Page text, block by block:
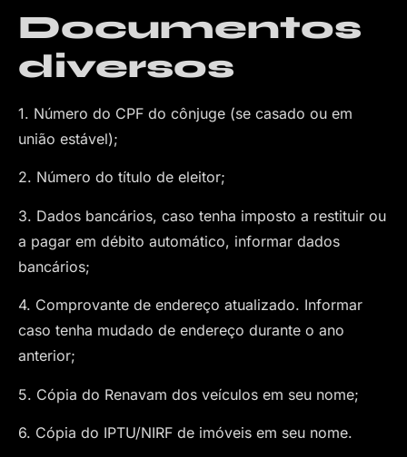
Documentos
diversos
1. Número do CPF do cônjuge (se casado ou em
união estável);
2. Número do título de eleitor;
3. Dados bancários, caso tenha imposto a restituir ou
a pagar em débito automático, informar dados
bancários;
4. Comprovante de endereço atualizado. Informar
caso tenha mudado de endereço durante o ano
anterior;
5. Cópia do Renavam dos veículos em seu nome;
6. Cópia do IPTU/NIRF de imóveis em seu nome.